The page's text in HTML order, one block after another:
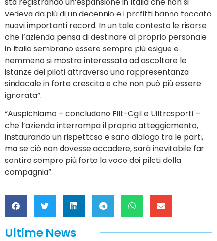
vedeva da più di un decennio e i profitti hanno toccato
nuovi importanti record. In un tale contesto le risorse
che l’azienda pensa di destinare al proprio personale
in Italia sembrano essere sempre più esigue e
nemmeno si mostra interessata ad ascoltare le
istanze dei piloti attraverso una rappresentanza
sindacale in forte crescita e che non può più essere
ignorata”.
“Auspichiamo – concludono Filt-Cgil e Uiltrasporti –
che l’azienda interrompa il proprio atteggiamento,
instaurando un rispettoso e sano dialogo tra le parti,
ma se ciò non dovesse accadere, sarà inevitabile far
sentire sempre più forte la voce dei piloti della
compagnia”.
Ultime News